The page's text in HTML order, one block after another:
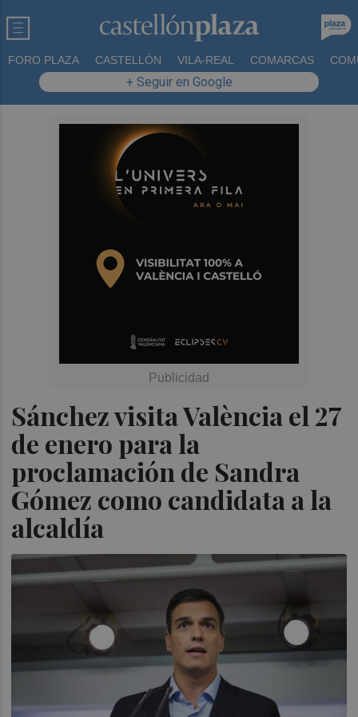
FORO PLAZA CASTELLÓN VILA-REAL COMARCAS
+ Seguir en Google
Sánchez visita València el 27
de enero para la
proclamación de Sandra
Gómez como candidata a la
alcaldía